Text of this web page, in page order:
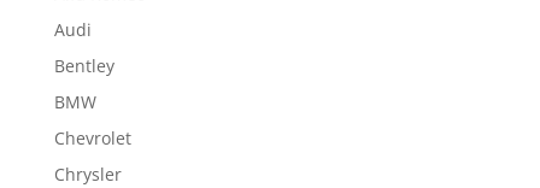
Audi
Bentley
BMW
Chevrolet
Chrysler